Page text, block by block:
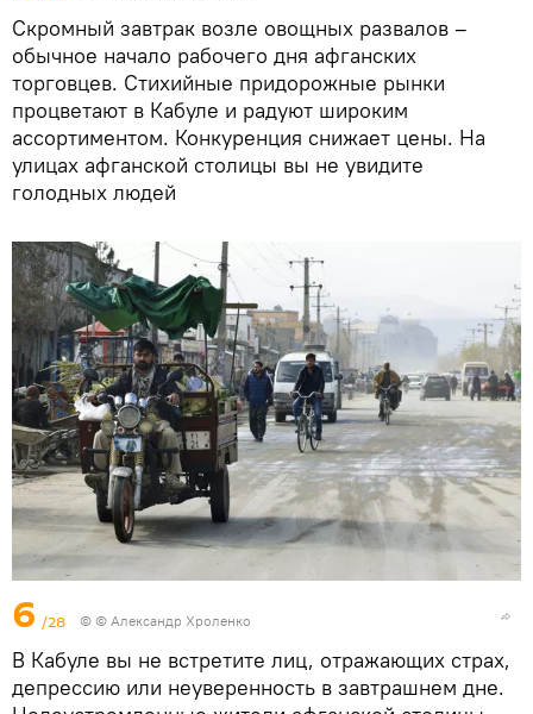
Скромный завтрак возле овощных развалов –
обычное начало рабочего дня афганских
торговцев. Стихийные придорожные рынки
процветают в Кабуле и радуют широким
ассортиментом. Конкуренция снижает цены. На
улицах афганской столицы вы не увидите
голодных людей
6 /28 © © Александр Хроленко
В Кабуле вы не встретите лиц, отражающих страх,
депрессию или неуверенность в завтрашнем дне.